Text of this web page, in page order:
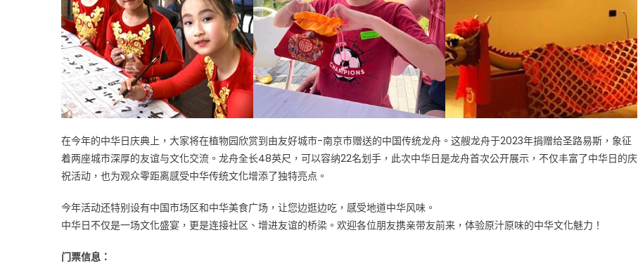
在今年的中华日庆典上，大家将在植物园欣赏到由友好城市-南京市赠送的中国传统龙舟。这艘龙舟于2023年捐赠给圣路易斯，象征
着两座城市深厚的友谊与文化交流。龙舟全长48英尺，可以容纳22名划手，此次中华日是龙舟首次公开展示，不仅丰富了中华日的庆
祝活动，也为观众零距离感受中华传统文化增添了独特亮点。
今年活动还特别设有中国市场区和中华美食广场，让您边逛边吃，感受地道中华风味。
中华日不仅是一场文化盛宴，更是连接社区、增进友谊的桥梁。欢迎各位朋友携亲带友前来，体验原汁原味的中华文化魅力！
门票信息：